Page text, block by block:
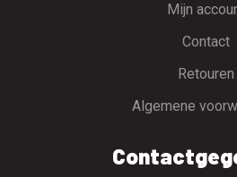
Mijn
Contact
Retouren
Algemene